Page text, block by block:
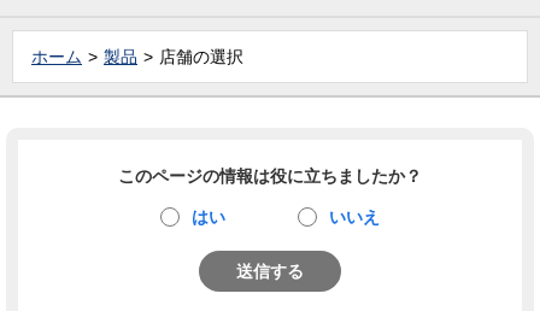
ホーム 製品 店舗の選択
このページの情報は役に立ちましたか？
はい いいえ
送信する